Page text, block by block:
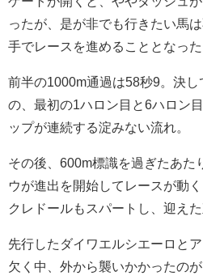
ったが、是が非でも行きたい馬
手でレースを進めることとなった
前半の1000m通過は58秒9。決
の、最初の1ハロン目と6ハロン
ップが連続する淀みない流れ。
その後、600m標識を過ぎたあた
ウが進出を開始してレースが動
クレドールもスパートし、迎えた
先行したダイワエルシエーロと
欠く中、外から襲いかかったの